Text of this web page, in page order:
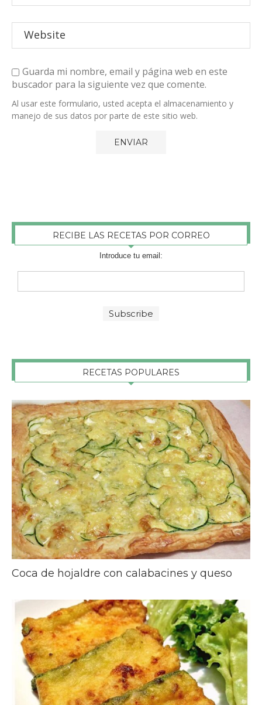
Guarda mi nombre, email y página web en este
buscador para la siguiente vez que comente.
Al usar este formulario, usted acepta el almacenamiento y
manejo de sus datos por parte de este sitio web.
RECIBE LAS RECETAS POR CORREO
Introduce tu email:
RECETAS POPULARES
Coca de hojaldre con calabacines y queso